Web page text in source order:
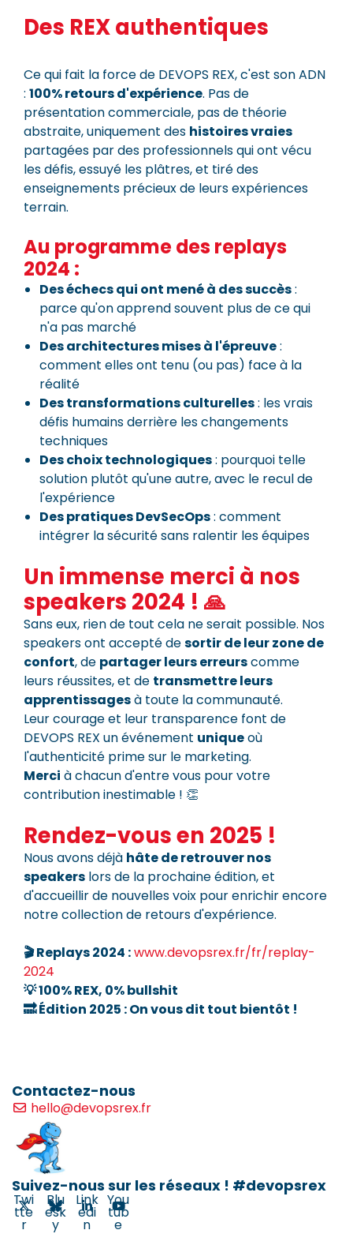
Des REX authentiques
Ce qui fait la force de DEVOPS REX, c'est son ADN
: 100% retours d'expérience. Pas de
présentation commerciale, pas de théorie
abstraite, uniquement des histoires vraies
partagées par des professionnels qui ont vécu
les défis, essuyé les plâtres, et tiré des
enseignements précieux de leurs expériences
terrain.
Au programme des replays
2024 :
Des échecs qui ont mené à des succès:
parce qu'on apprend souvent plus de ce qui
n'a pas marché
Des architectures mises à l'épreuve:
comment elles ont tenu (ou pas) face à la
réalité
Des transformations culturelles: les vrais
défis humains derrière les changements
techniques
Des choix technologiques: pourquoi telle
solution plutôt qu'une autre, avec le recul de
l'expérience
Des pratiques DevSecOps: comment
intégrer la sécurité sans ralentir les équipes
Un immense merci à nos
speakers 2024 ! 🙏
Sans eux, rien de tout cela ne serait possible. Nos
speakers ont accepté desortir de leur zone de
confort, de partager leurs erreurscomme
leurs réussites, et de transmettre leurs
apprentissagesà toute la communauté.
Leur courage et leur transparence font de
DEVOPS REX un événement uniqueoù
l'authenticité prime sur le marketing.
Merci à chacun d'entre vous pour votre
contribution inestimable ! 👏
Rendez-vous en 2025 !
Nous avons déjà hâte de retrouver nos
speakers lors de la prochaine édition, et
d'accueillir de nouvelles voix pour enrichir encore
notre collection de retours d'expérience.
🎬 Replays 2024 :www.devopsrex.fr/fr/replay-
2024
💡 100% REX, 0% bullshit
🔜 Édition 2025 : On vous dit tout bientôt !
Contactez-nous
hello@devopsrex.fr
Suivez-nous sur les réseaux ! #devopsrex
Twi
tte
r
Blu
esk
y
Link
edi
n
You
tub
e